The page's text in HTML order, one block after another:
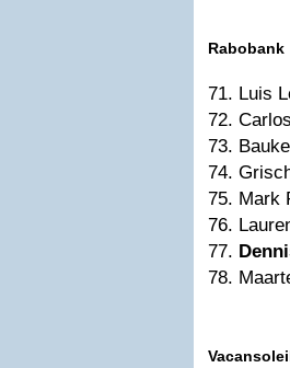
Rabobank
71. Luis
72.
73.
74.
75. Mark
76.
77.
78.